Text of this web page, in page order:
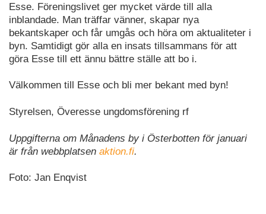
Esse. Föreningslivet ger mycket värde till alla
inblandade. Man träffar vänner, skapar nya
bekantskaper och får umgås och höra om aktualiteter i
byn. Samtidigt gör alla en insats tillsammans för att
göra Esse till ett ännu bättre ställe att bo i.
Välkommen till Esse och bli mer bekant med byn!
Styrelsen, Överesse ungdomsförening rf
Uppgifterna om Månadens by i Österbotten för januari
är från webbplatsen aktion.fi.
Foto: Jan Enqvist